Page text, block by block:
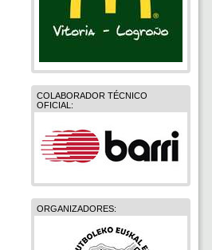
COLABORADOR TÉCNICO
OFICIAL:
ORGANIZADORES: